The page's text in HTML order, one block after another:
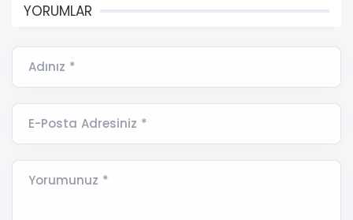
YORUMLAR
Adınız *
E-Posta Adresiniz *
Yorumunuz *